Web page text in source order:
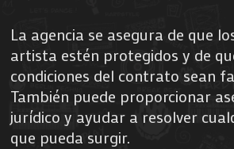
La agencia se asegura de que
artista estén protegidos y de
condiciones del contrato sean
También puede proporcionar
jurídico y ayudar a resolver
que pueda surgir.